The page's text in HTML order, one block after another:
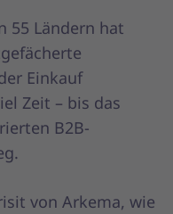
55 Ländern hat
Einkauf
Zeit – bis das
B2B-
von Arkema, wie